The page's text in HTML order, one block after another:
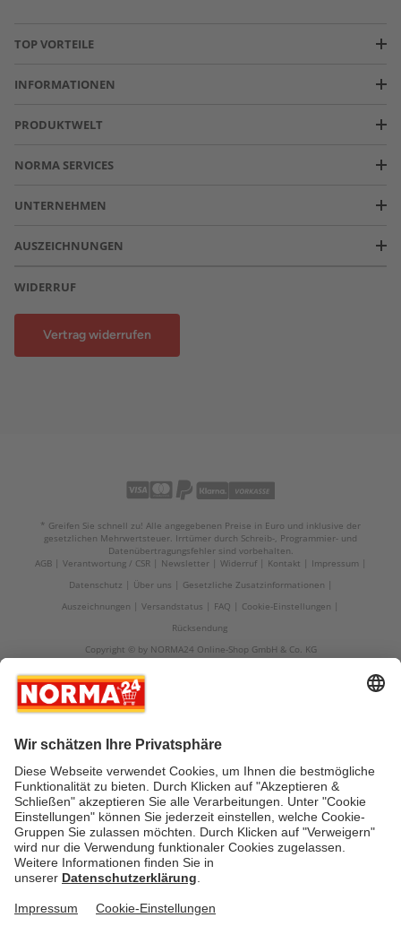
TOP VORTEILE
INFORMATIONEN
PRODUKTWELT
NORMA SERVICES
UNTERNEHMEN
AUSZEICHNUNGEN
WIDERRUF
Vertrag widerrufen
* Greifen Sie schnell zu! Alle angegebenen Preise in Euro und inklusive der
gesetzlichen Mehrwertsteuer. Irrtümer durch Schreib-, Programmier- und
Datenübertragungsfehler sind vorbehalten.
AGB
Verantwortung / CSR Newsletter Widerruf Kontakt
Impressum
Datenschutz
Über uns
Gesetzliche Zusatzinformationen
Auszeichnungen
Versandstatus FAQ
Cookie-Einstellungen
Rücksendung
Copyright © by NORMA24 Online-Shop GmbH & Co. KG